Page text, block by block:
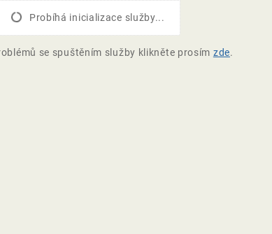
Probíhá inicializace služby...
se spuštěním služby klikněte prosím zde.